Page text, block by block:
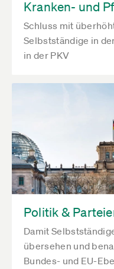
Kranken- und
Schluss mit
Selbstständige in
in der PKV
Politik &
Damit
übersehen und
Bundes- und EU-